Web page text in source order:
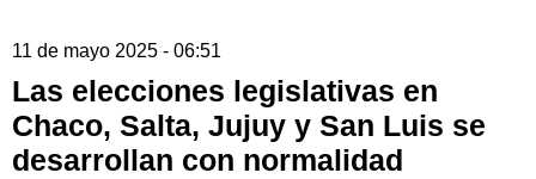
11 de mayo 2025 - 06:51
Las elecciones legislativas en
Chaco, Salta, Jujuy y San Luis se
desarrollan con normalidad